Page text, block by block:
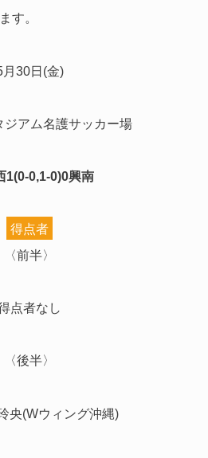
す。
月30日(金)
ジアム名護サッカー場
1(0-0,1-0)0興南
得点者
〈前半〉
点者なし
〈後半〉
央(Wウィング沖縄)